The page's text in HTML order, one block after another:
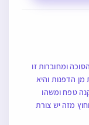
ומחוברות זו
מן הדפנות והיא
טפח ומשהו
מזה יש צורת